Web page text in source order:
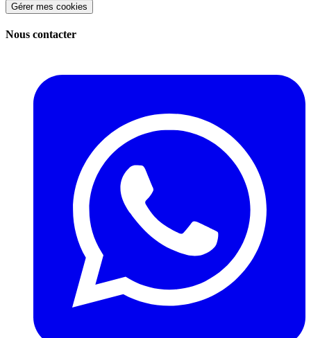
Gérer mes cookies
Nous contacter